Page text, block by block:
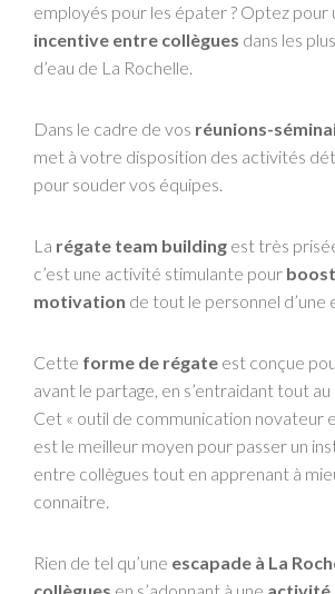
employés pour les épater ? Optez pour
incentive entre collègues dans les
d’eau de La Rochelle.
Dans le cadre de vos réunions-
met à votre disposition des activités
pour souder vos équipes.
La régate team building est très
c’est une activité stimulante pour
motivation de tout le personnel d’une
Cette forme de régate est conçue
avant le partage, en s’entraidant tout au
Cet « outil de communication novateur
est le meilleur moyen pour passer un
entre collègues tout en apprenant à
connaitre.
Rien de tel qu’une escapade à La